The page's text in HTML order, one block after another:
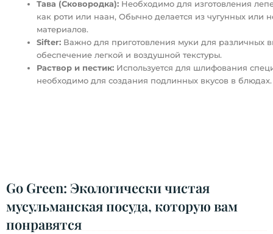
Тава (Сковородка): Необходимо для изготовления
как роти или наан, Обычно делается из чугунных или
материалов.
Sifter: Важно для приготовления муки для различных
обеспечение легкой и воздушной текстуры.
Раствор и пестик: Используется для шлифования
необходимо для создания подлинных вкусов в блюдах.
Go Green: Экологически чистая
мусульманская посуда, которую вам
понравятся